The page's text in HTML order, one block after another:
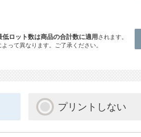
低ロット数は商品の合計数に適用 されます。
って異なります。ご了承ください。
プリントしない